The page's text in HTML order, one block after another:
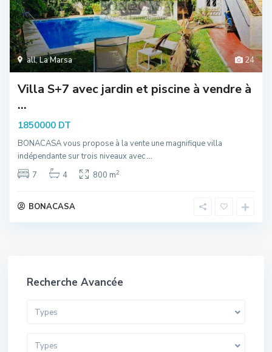
24
all,La Marsa
Villa S+7 avec jardin et piscine à vendre à
...
1850000 DT
BONACASA vous propose à la vente une magnifique villa
indépendante sur trois niveaux avec...
7
4 800 m2
BONACASA
Recherche Avancée
Types
Types